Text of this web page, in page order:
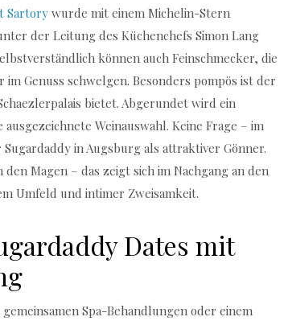
Sartory wurde mit einem Michelin-Stern
der Leitung des Küchenchefs Simon Lang
können auch Feinschmecker, die
Genuss schwelgen. Besonders pompös ist der
bietet. Abgerundet wird ein
Weinauswahl. Keine Frage – im
in Augsburg als attraktiver Gönner.
Magen – das zeigt sich im Nachgang an den
Umfeld und intimer Zweisamkeit.
Dates mit
Spa-Behandlungen oder einem